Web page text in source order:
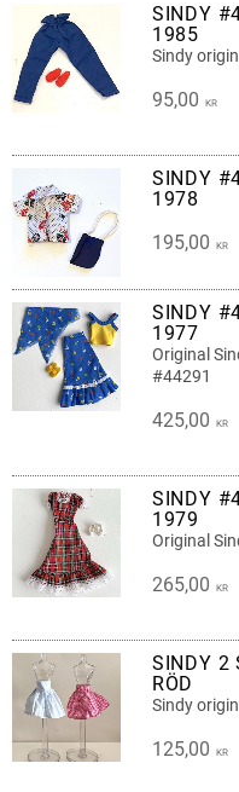
SINDY
1985
Sindy
95,00 KR
SINDY
1978
195,00
KR
SINDY
1977
Original
#44291
425,00 KR
SINDY
1979
Original
265,00 KR
SINDY 2
RÖD
Sindy
125,00 KR